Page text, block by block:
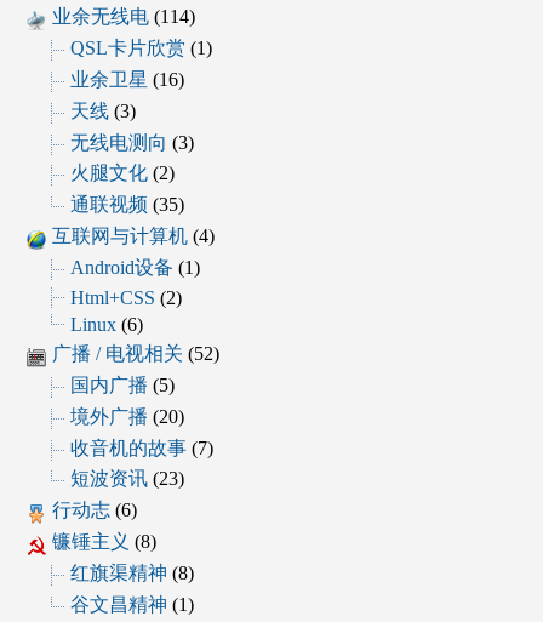
业余无线电(114)
QSL卡片欣赏 (1)
业余卫星 (16)
天线(3)
无线电测向 (3)
火腿文化(2)
通联视频 (35)
互联网与计算机(4)
Android设备 (1)
Html+CSS (2)
Linux(6)
广播 / 电视相关 (52)
国内广播 (5)
境外广播 (20)
收音机的故事(7)
短波资讯(23)
行动志(6)
镰锤主义 (8)
红旗渠精神 (8)
谷文昌精神 (1)